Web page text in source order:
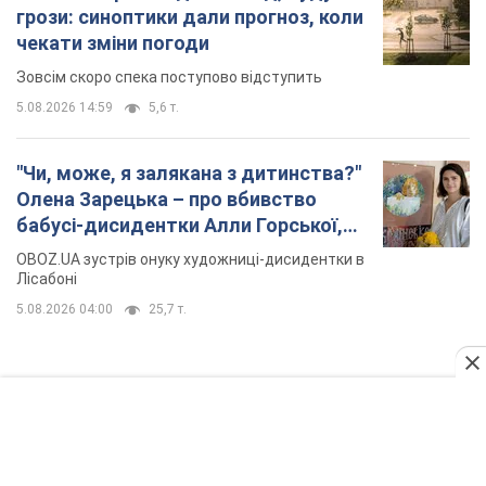
грози: синоптики дали прогноз, коли
чекати зміни погоди
Зовсім скоро спека поступово відступить
5.08.2026 14:59 5,6 т.
"Чи, може, я залякана з дитинства?"
Олена Зарецька – про вбивство
бабусі-дисидентки Алли Горської,
критику Дмитра Стуса та втечу в
Португалію з 5 дітьми
OBOZ.UA зустрів онуку художниці-дисидентки в
Лісабоні
5.08.2026 04:00 25,7 т.